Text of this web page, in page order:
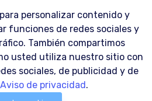
| UNIFORMES 100% PERSONALIZABLES
personalizar contenido y
funciones de redes sociales y
También compartimos
usted utiliza nuestro sitio con
sociales, de publicidad y de
Aviso de privacidad .